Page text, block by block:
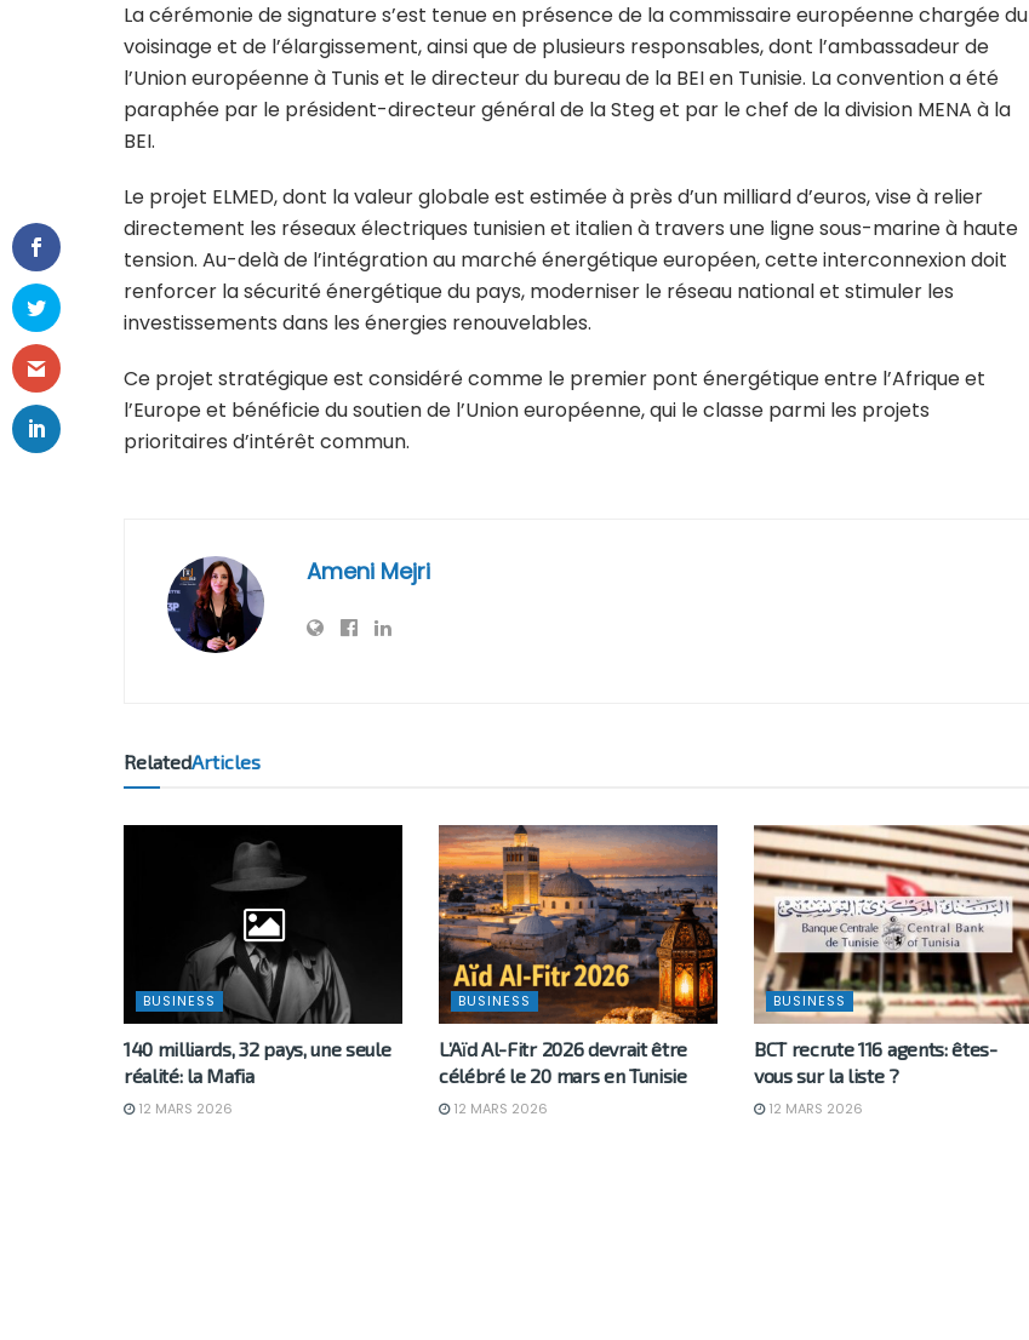
La cérémonie de signature s’est tenue en présence de la commissaire européenne chargée du
voisinage et de l’élargissement, ainsi que de plusieurs responsables, dont l’ambassadeur de
l’Union européenne à Tunis et le directeur du bureau de la BEI en Tunisie. La convention a été
paraphée par le président-directeur général de la Steg et par le chef de la division MENA à la
BEI.
Le projet ELMED, dont la valeur globale est estimée à près d’un milliard d’euros, vise à relier
directement les réseaux électriques tunisien et italien à travers une ligne sous-marine à haute
tension. Au-delà de l’intégration au marché énergétique européen, cette interconnexion doit
renforcer la sécurité énergétique du pays, moderniser le réseau national et stimuler les
investissements dans les énergies renouvelables.
Ce projet stratégique est considéré comme le premier pont énergétique entre l’Afrique et
l’Europe et bénéficie du soutien de l’Union européenne, qui le classe parmi les projets
prioritaires d’intérêt commun.
Ameni Mejri
RelatedArticles
BUSINESS
140 milliards, 32 pays, une seule
réalité: la Mafia
12 MARS 2026
BUSINESS
L’Aïd Al-Fitr 2026 devrait être
célébré le 20 mars en Tunisie
12 MARS 2026
BUSINESS
BCT recrute 116 agents: êtes-
vous sur la liste ?
12 MARS 2026